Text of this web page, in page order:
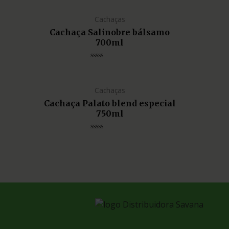
Cachaças
Cachaça Salinobre bálsamo
700ml
Cachaças
Cachaça Palato blend especial
750ml